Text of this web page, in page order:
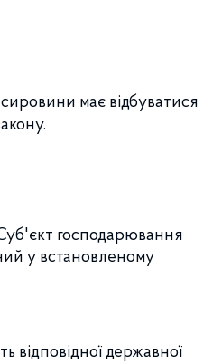
має відбуватися
господарювання
у встановленому
відповідної державної